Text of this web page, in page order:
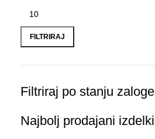
FILTRIRAJ
Filtriraj po stanju zaloge
Najbolj prodajani izdelki